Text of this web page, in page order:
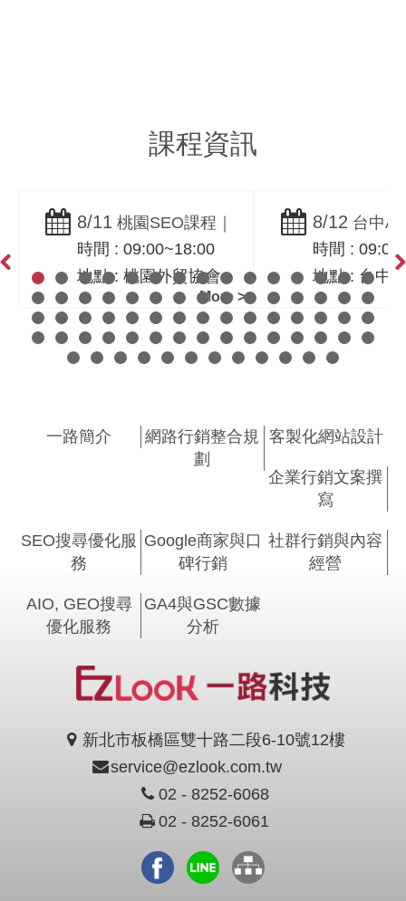
課程資訊
8/11 桃園SEO課程｜
SEO革命：AIO與
GEO網路行銷實戰班
｜一路科技黃震宇
時間 : 09:00~18:00
地點 : 桃園外貿協會
More >
8/12 台中
程｜生成式
銷操作實戰
會台中辦事
科技黃震宇
時間 :
地點 : 台中
Previous
一路簡介
網路行銷整合規
劃
客製化網站設計
企業行銷文案撰
寫
SEO搜尋優化服
務
Google商家與口
碑行銷
社群行銷與內容
經營
AIO, GEO搜尋
優化服務
GA4與GSC數據
分析
新北市板橋區雙十路二段6-10號12樓
service@ezlook.com.tw
02 - 8252-6068
02 - 8252-6061